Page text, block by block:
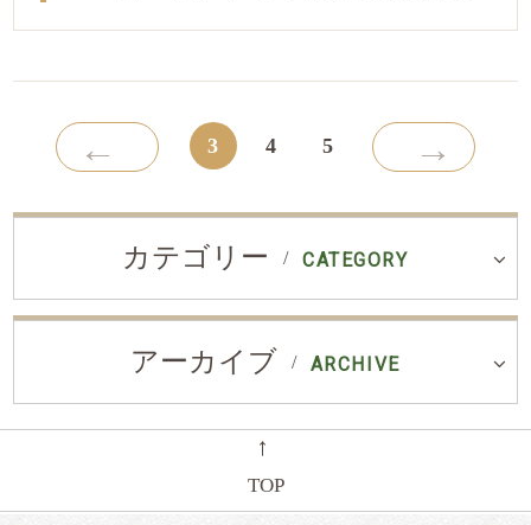
← 3 4 5 →
カテゴリー CATEGORY
アーカイブ ARCHIVE
←
TOP